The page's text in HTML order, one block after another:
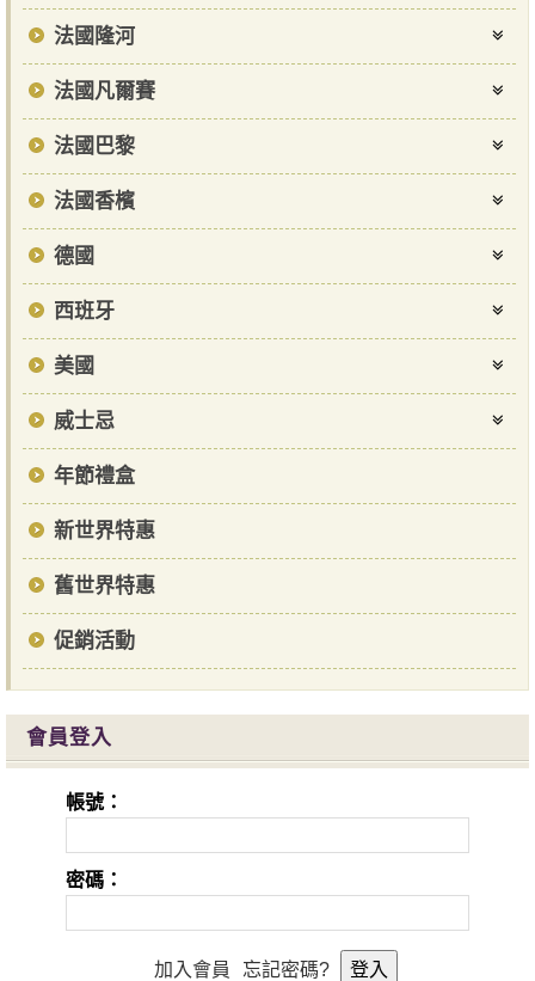
法國隆河
法國凡爾賽
法國巴黎
法國香檳
德國
西班牙
美國
威士忌
年節禮盒
新世界特惠
舊世界特惠
促銷活動
會員登入
帳號：
密碼：
加入會員 忘記密碼?